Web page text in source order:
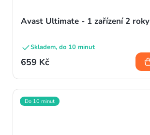
Avast Ultimate - 1 zařízení 2 roky
Skladem, do 10 minut
659 Kč
Do 10 minut